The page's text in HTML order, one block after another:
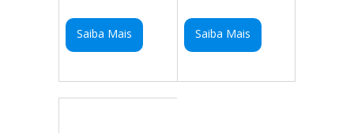
Saiba Mais Saiba Mais